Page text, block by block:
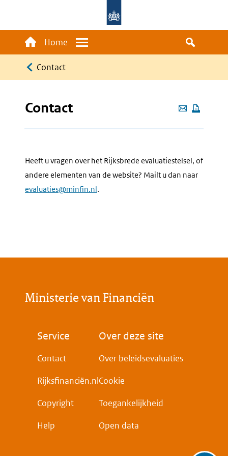
gaan
Main
navigation
Home Menu
Kruimelpad
Contact
Deze
pagina
mailen
Contact
Heeft u vragen over het Rijksbrede evaluatiestelsel, of
andere elementen van de website? Mailt u dan naar
evaluaties@minfin.nl.
Ministerie van Financiën
Voet
Service
Contact
Rijksfinanciën.nl
Copyright
Help
Over deze site
Over beleidsevaluaties
Cookie
Toegankelijkheid
Open data